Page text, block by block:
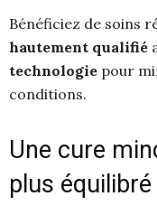
Bénéficiez de soins
hautement qualifié
technologie pour
conditions.
Une cure
plus équilibré